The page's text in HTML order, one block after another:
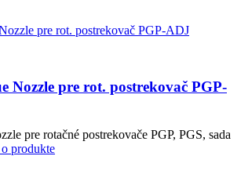
Nozzle pre rot. postrekovač PGP-
pre rotačné postrekovače PGP, PGS, sada
produkte